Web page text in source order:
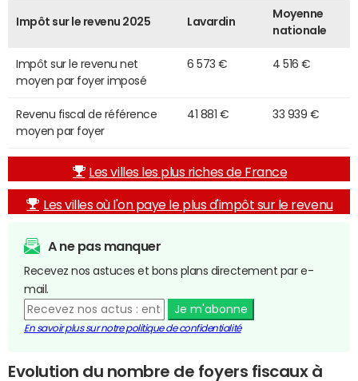
Impôt sur le revenu 2025 Lavardin
Moyenne
nationale
Impôt sur le revenu net
moyen par foyer imposé
6 573 € 4 516 €
Revenu fiscal de référence
moyen par foyer
41 881 € 33 939 €
Les villes les plus riches de France
Les villes où l'on paye le plus d'impôt sur le revenu
A ne pas manquer
Recevez nos astuces et bons plans directement par e-
mail.
Je m'abonne
En savoir plus sur notre politique de confidentialité
Evolution du nombre de foyers fiscaux à